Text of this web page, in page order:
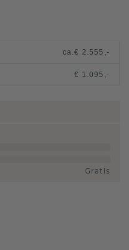
ca.€ 2.555,-
€ 1.095,-
Gratis